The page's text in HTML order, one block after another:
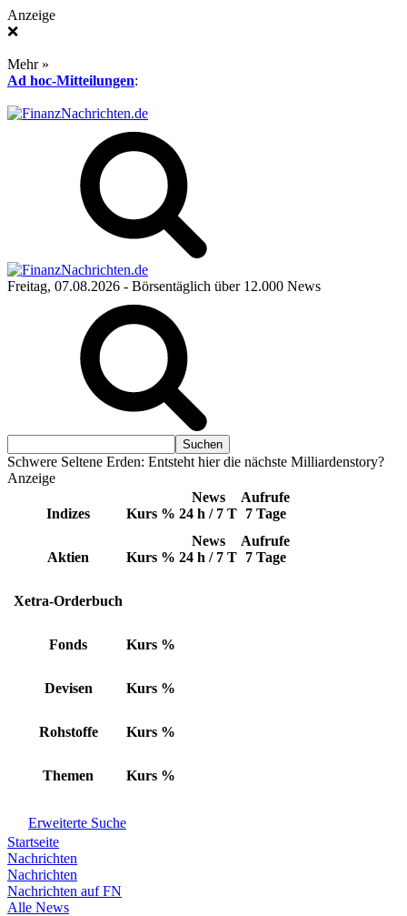
Anzeige
❌
Mehr »
Ad hoc-Mitteilungen:
Freitag, 07.08.2026 - Börsentäglich über 12.000 News
Schwere Seltene Erden: Entsteht hier die nächste Milliardenstory?
Anzeige
Indizes Kurs %
News
24 h / 7 T
Aufrufe
7 Tage
Aktien Kurs %
News
24 h / 7 T
Aufrufe
7 Tage
Xetra-Orderbuch
Fonds Kurs %
Devisen Kurs %
Rohstoffe Kurs %
Themen Kurs %
Erweiterte Suche
Startseite
Nachrichten
Nachrichten
Nachrichten auf FN
Alle News